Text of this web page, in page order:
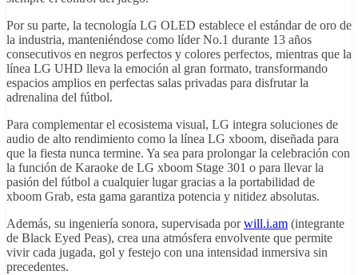
Por su parte, la tecnología LG OLED establece el estándar de oro de
la industria, manteniéndose como líder No.1 durante 13 años
consecutivos en negros perfectos y colores perfectos, mientras que la
línea LG UHD lleva la emoción al gran formato, transformando
espacios amplios en perfectas salas privadas para disfrutar la
adrenalina del fútbol.
Para complementar el ecosistema visual, LG integra soluciones de
audio de alto rendimiento como la línea LG xboom, diseñada para
que la fiesta nunca termine. Ya sea para prolongar la celebración con
la función de Karaoke de LG xboom Stage 301 o para llevar la
pasión del fútbol a cualquier lugar gracias a la portabilidad de
xboom Grab, esta gama garantiza potencia y nitidez absolutas.
Además, su ingeniería sonora, supervisada porwill.i.am (integrante
de Black Eyed Peas), crea una atmósfera envolvente que permite
vivir cada jugada, gol y festejo con una intensidad inmersiva sin
precedentes.